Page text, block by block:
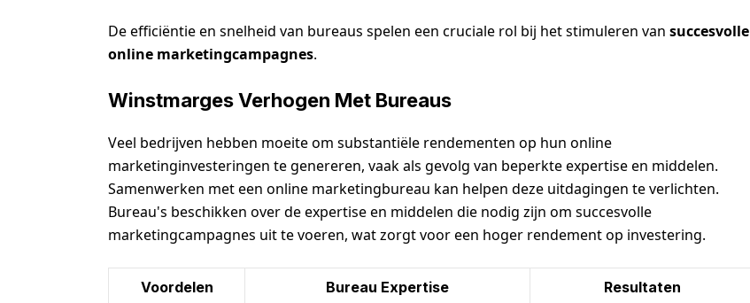
De efficiëntie en snelheid van bureaus spelen een cruciale rol bij het stimuleren van succesvolle
online marketingcampagnes.
Winstmarges Verhogen Met Bureaus
Veel bedrijven hebben moeite om substantiële rendementen op hun online
marketinginvesteringen te genereren, vaak als gevolg van beperkte expertise en middelen.
Samenwerken met een online marketingbureau kan helpen deze uitdagingen te verlichten.
Bureau's beschikken over de expertise en middelen die nodig zijn om succesvolle
marketingcampagnes uit te voeren, wat zorgt voor een hoger rendement op investering.
Voordelen Bureau Expertise Resultaten